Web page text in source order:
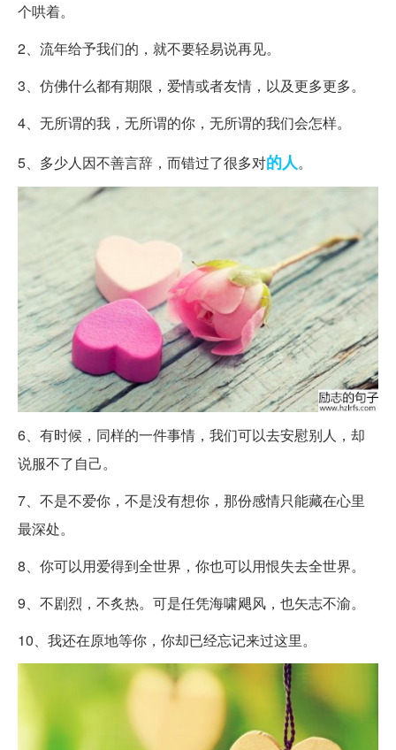
个哄着。
2、流年给予我们的，就不要轻易说再见。
3、仿佛什么都有期限，爱情或者友情，以及更多更多。
4、无所谓的我，无所谓的你，无所谓的我们会怎样。
5、多少人因不善言辞，而错过了很多对的人。
6、有时候，同样的一件事情，我们可以去安慰别人，却
说服不了自己。
7、不是不爱你，不是没有想你，那份感情只能藏在心里
最深处。
8、你可以用爱得到全世界，你也可以用恨失去全世界。
9、不剧烈，不炙热。可是任凭海啸飓风，也矢志不渝。
10、我还在原地等你，你却已经忘记来过这里。